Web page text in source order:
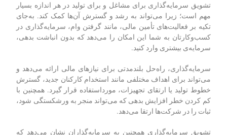
تشویق سرمایه‌گذاری برای مشاغل و برای تولید در هر اندازه بسیار
مهم است؛ زیرا می‌تواند به رشد و گسترش آن‌ها کمک کند. به‌جای
تکیه بر فعالیت‌های تأمین مالی، مانند گرفتن وام، سرمایه‌گذاری در
کسب‌وکارتان به شما این امکان را می‌دهد که بدون انباشت بدهی،
سرمایه‌ی بیشتری وارد کنید.
سرمایه‌گذاری، راه‌حل بلندمدتی برای نیازهای مالی ارائه می‌دهد و
می‌تواند برای اهداف مختلفی مانند استخدام کارکنان جدید، گسترش
خطوط تولید یا ارتقای تجهیزات، مورداستفاده قرار گیرد. همچنین با
کم کردن خطر افزایش بدهی که می‌تواند منجر به ورشکستگی شود،
ثبات را در شرکت‌ها ارتقا می‌دهد.
تشویق سرمایه‌گذاری همچنین به سرمایه‌گذاران نشان می‌دهد که